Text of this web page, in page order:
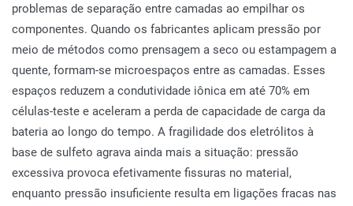
problemas de separação entre camadas ao empilhar os
componentes. Quando os fabricantes aplicam pressão por
meio de métodos como prensagem a seco ou estampagem a
quente, formam-se microespaços entre as camadas. Esses
espaços reduzem a condutividade iônica em até 70% em
células-teste e aceleram a perda de capacidade de carga da
bateria ao longo do tempo. A fragilidade dos eletrólitos à
base de sulfeto agrava ainda mais a situação: pressão
excessiva provoca efetivamente fissuras no material,
enquanto pressão insuficiente resulta em ligações fracas nas